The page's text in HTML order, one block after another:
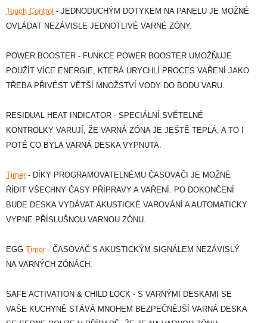
Touch Control - JEDNODUCHÝM DOTYKEM NA PANELU JE MOŽNÉ
OVLÁDAT NEZÁVISLE JEDNOTLIVÉ VARNÉ ZÓNY.
POWER BOOSTER - FUNKCE POWER BOOSTER UMOŽŇUJE
POUŽÍT VÍCE ENERGIE, KTERÁ URYCHLÍ PROCES VAŘENÍ JAKO
TŘEBA PŘIVÉST VĚTŠÍ MNOŽSTVÍ VODY DO BODU VARU.
RESIDUAL HEAT INDICATOR - SPECIÁLNÍ SVĚTELNÉ
KONTROLKY VARUJÍ, ŽE VARNÁ ZÓNA JE JEŠTĚ TEPLÁ, A TO I
POTÉ CO BYLA VARNÁ DESKA VYPNUTA.
Timer- DÍKY PROGRAMOVATELNÉMU ČASOVAČI JE MOŽNÉ
ŘÍDIT VŠECHNY ČASY PŘÍPRAVY A VAŘENÍ. PO DOKONČENÍ
BUDE DESKA VYDÁVAT AKUSTICKÉ VAROVÁNÍ A AUTOMATICKY
VYPNE PŘÍSLUŠNOU VARNOU ZÓNU.
EGG Timer- ČASOVAČ S AKUSTICKÝM SIGNÁLEM NEZÁVISLÝ
NA VARNÝCH ZÓNÁCH.
SAFE ACTIVATION & CHILD LOCK - S VARNÝMI DESKAMI SE
VAŠE KUCHYNĚ STÁVÁ MNOHEM BEZPEČNĚJŠÍ VARNÁ DESKA